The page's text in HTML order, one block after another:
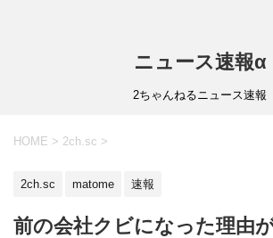
ニュース速報α
2ちゃんねるニュース速報
HOME > 2ch.sc >
2ch.sc matome 速報
前の会社クビになった理由